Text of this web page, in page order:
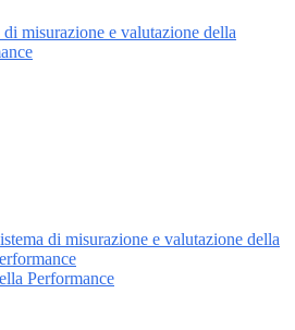
di misurazione e valutazione della
di misurazione e valutazione della
Performance